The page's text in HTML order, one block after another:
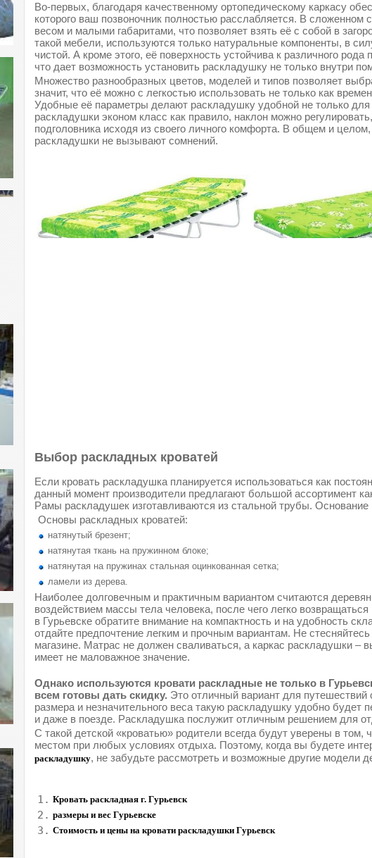
Во-первых, благодаря качественному ортопедическому каркасу
которого ваш позвоночник полностью расслабляется. В
весом и малыми габаритами, что позволяет взять её с собой в
такой мебели, используются только натуральные компоненты, в
чистой. А кроме этого, её поверхность устойчива к различного
что дает возможность установить раскладушку не только внутри
Множество разнообразных цветов, моделей и типов позволяет
значит, что её можно с легкостью использовать не только как
Удобные её параметры делают раскладушку удобной не только для
раскладушки эконом класс как правило, наклон можно
подголовника исходя из своего личного комфорта. В общем и
раскладушки не вызывают сомнений.
Выбор раскладных кроватей
Если кровать раскладушка планируется использоваться как
данный момент производители предлагают большой ассортимент
Рамы раскладушек изготавливаются из стальной трубы.
Основы раскладных кроватей:
натянутый брезент;
натянутая ткань на пружинном блоке;
натянутая на пружинах стальная оцинкованная сетка;
ламели из дерева.
Наиболее долговечным и практичным вариантом считаются
воздействием массы тела человека, после чего легко
в Гурьевске обратите внимание на компактность и на удобность
отдайте предпочтение легким и прочным вариантам. Не
магазине. Матрас не должен сваливаться, а каркас раскладушки
имеет не маловажное значение.
Однако используются кровати раскладные не только в
всем готовы дать скидку. Это отличный вариант для
размера и незначительного веса такую раскладушку удобно будет
и даже в поезде. Раскладушка послужит отличным решением для
С такой детской «кроватью» родители всегда будут уверены в
местом при любых условиях отдыха. Поэтому, когда вы будете
раскладушку, не забудьте рассмотреть и возможные другие модели
1. Кровать раскладная г. Гурьевск
2. размеры и вес Гурьевске
3. Стоимость и цены на кровати раскладушки Гурьевск